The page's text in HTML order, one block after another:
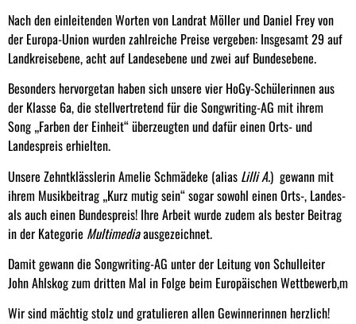
Nach den einleitenden Worten von Landrat Möller und Daniel Frey von
der Europa-Union wurden zahlreiche Preise vergeben: Insgesamt 29 auf
Landkreisebene, acht auf Landesebene und zwei auf Bundesebene.
Besonders hervorgetan haben sich unsere vier HoGy-Schülerinnen aus
der Klasse 6a, die stellvertretend für die Songwriting-AG mit ihrem
Song „Farben der Einheit“ überzeugten und dafür einen Orts- und
Landespreis erhielten.
Unsere Zehntklässlerin Amelie Schmädeke (alias Lilli A.) gewann mit
ihrem Musikbeitrag „Kurz mutig sein“ sogar sowohl einen Orts-, Landes-
als auch einen Bundespreis! Ihre Arbeit wurde zudem als bester Beitrag
in der Kategorie Multimediaausgezeichnet.
Damit gewann die Songwriting-AG unter der Leitung von Schulleiter
John Ahlskog zum dritten Mal in Folge beim Europäischen Wettbewerb,m
Wir sind mächtig stolz und gratulieren allen Gewinnerinnen herzlich!